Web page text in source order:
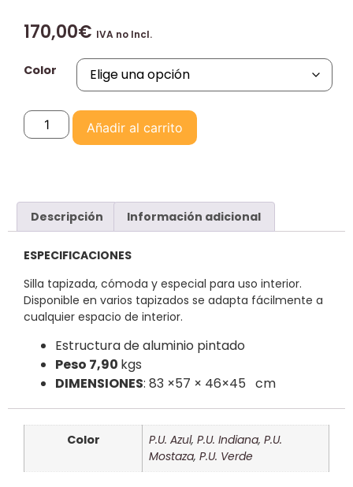
170,00€ IVA no Incl.
Color
Añadir al carrito
Descripción Información adicional
ESPECIFICACIONES
Silla tapizada, cómoda y especial para uso interior.
Disponible en varios tapizados se adapta fácilmente a
cualquier espacio de interior.
Estructura de aluminio pintado
Peso 7,90 kgs
DIMENSIONES: 83 ×57 × 46×45 cm
Color P.U. Azul, P.U. Indiana, P.U.
Mostaza, P.U. Verde